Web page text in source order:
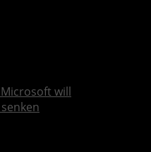
will